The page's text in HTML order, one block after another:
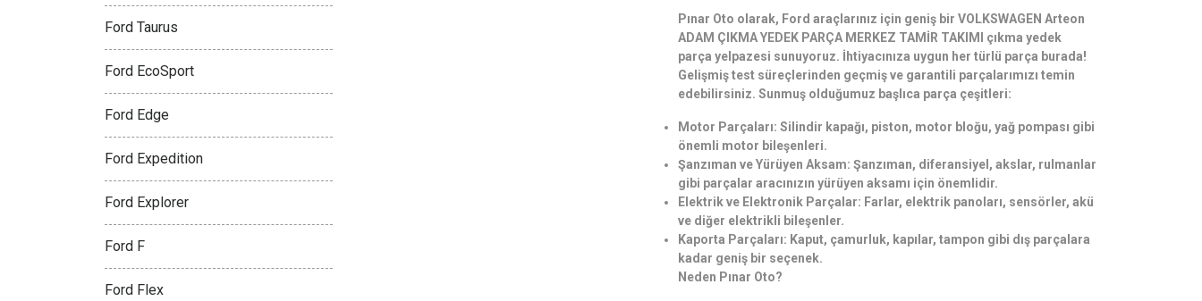
Pınar Oto olarak, Ford araçlarınız için geniş bir VOLKSWAGEN Arteon
ADAM ÇIKMA YEDEK PARÇA MERKEZ TAMİR TAKIMI çıkma yedek
parça yelpazesi sunuyoruz. İhtiyacınıza uygun her türlü parça burada!
Gelişmiş test süreçlerinden geçmiş ve garantili parçalarımızı temin
edebilirsiniz. Sunmuş olduğumuz başlıca parça çeşitleri:
Motor Parçaları: Silindir kapağı, piston, motor bloğu, yağ pompası gibi
önemli motor bileşenleri.
Şanzıman ve Yürüyen Aksam: Şanzıman, diferansiyel, akslar, rulmanlar
gibi parçalar aracınızın yürüyen aksamı için önemlidir.
Elektrik ve Elektronik Parçalar: Farlar, elektrik panoları, sensörler, akü
ve diğer elektrikli bileşenler.
Kaporta Parçaları: Kaput, çamurluk, kapılar, tampon gibi dış parçalara
kadar geniş bir seçenek.
Neden Pınar Oto?
Ford Taurus
Ford EcoSport
Ford Edge
Ford Expedition
Ford Explorer
Ford F
Ford Flex